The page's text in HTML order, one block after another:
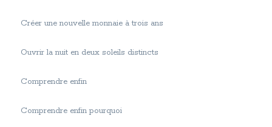
Créer une nouvelle monnaie à trois ans
Ouvrir la nuit en deux soleils distincts
Comprendre enfin
Comprendre enfin pourquoi